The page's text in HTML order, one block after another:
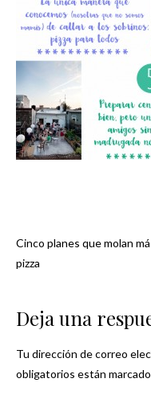
Navegación
Cinco planes que molan
pizza
Deja una
Tu dirección de correo
obligatorios están